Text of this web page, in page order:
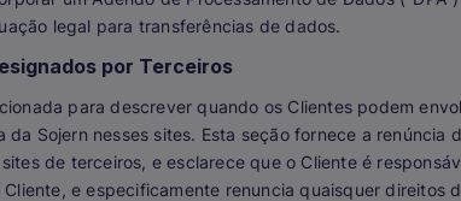
legal para transferências de dados.
por Terceiros
para descrever quando os Clientes podem
da Sojern nesses sites. Esta seção fornece a renúncia
de terceiros, e esclarece que o Cliente é
e especificamente renuncia quaisquer direitos